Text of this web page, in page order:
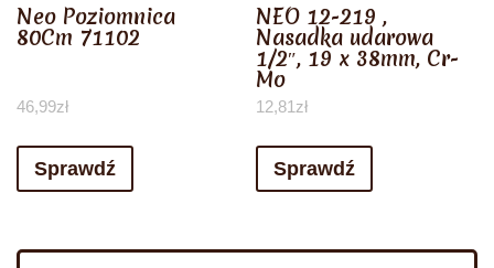
Neo Poziomnica
80Cm 71102
46,99zł
Sprawdź
NEO 12-219 ,
Nasadka udarowa
1/2″, 19 x 38mm, Cr-
Mo
12,81 zł
Sprawdź